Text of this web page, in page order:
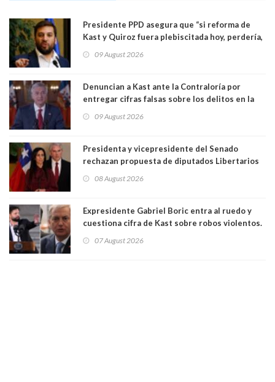
Presidente PPD asegura que “si reforma de
Kast y Quiroz fuera plebiscitada hoy, perdería,
a favor de la oposición, sería una victoria de la
09 August 2026
Denuncian a Kast ante la Contraloría por
entregar cifras falsas sobre los delitos en la
09 August 2026
Presidenta y vicepresidente del Senado
rechazan propuesta de diputados Libertarios
"Constituye un camino equivocado"
08 August 2026
Expresidente Gabriel Boric entra al ruedo y
cuestiona cifra de Kast sobre robos violentos.
07 August 2026